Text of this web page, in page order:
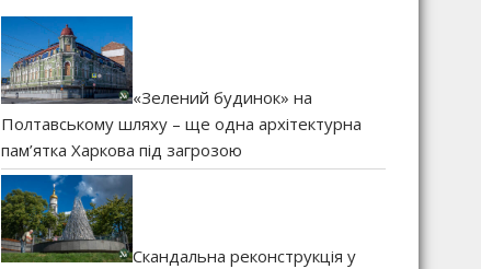
«Зелений будинок» на
Полтавському шляху – ще одна архітектурна
пам’ятка Харкова під загрозою
Скандальна реконструкція у